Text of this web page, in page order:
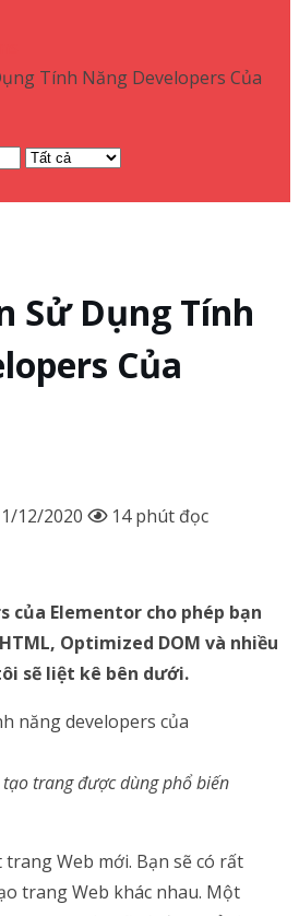
Tính Năng Developers Của
Sử Dụng Tính
Của
12/2020 14 phút đọc
của Elementor cho phép bạn
Optimized DOM và nhiều
sẽ liệt kê bên dưới.
trang được dùng phổ biến
Web mới. Bạn sẽ có rất
trang Web khác nhau. Một